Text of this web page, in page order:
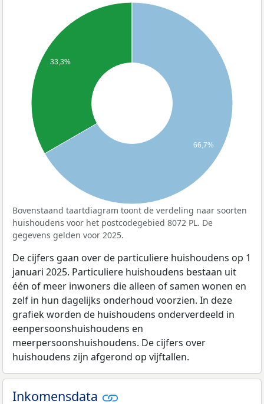
33,3%
66,7%
Bovenstaand taartdiagram toont de verdeling naar soorten
huishoudens voor het postcodegebied 8072 PL. De
gegevens gelden voor 2025.
De cijfers gaan over de particuliere huishoudens op 1
januari 2025. Particuliere huishoudens bestaan uit
één of meer inwoners die alleen of samen wonen en
zelf in hun dagelijks onderhoud voorzien. In deze
grafiek worden de huishoudens onderverdeeld in
eenpersoonshuishoudens en
meerpersoonshuishoudens. De cijfers over
huishoudens zijn afgerond op vijftallen.
Inkomensdata